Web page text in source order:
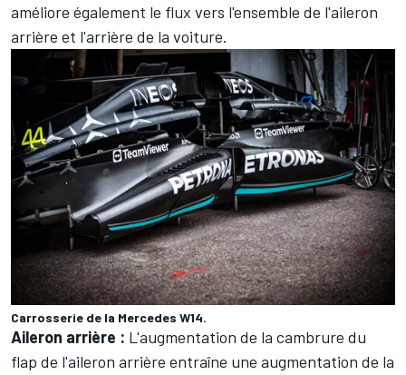
améliore également le flux vers l'ensemble de l'aileron
arrière et l'arrière de la voiture.
Carrosserie de la Mercedes W14.
Aileron arrière : L'augmentation de la cambrure du
flap de l'aileron arrière entraîne une augmentation de la